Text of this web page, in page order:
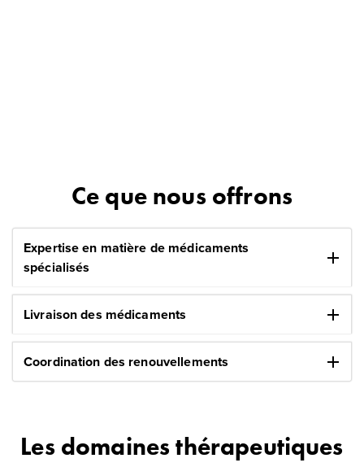
Ce que nous offrons
Expertise en matière de médicaments
spécialisés
add
Livraison des médicaments add
Coordination des renouvellements add
Les domaines thérapeutiques